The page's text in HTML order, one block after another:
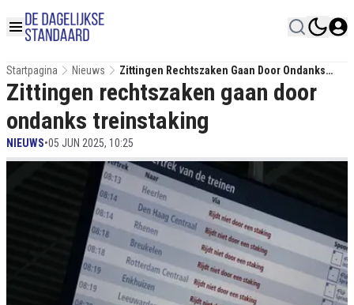
Startpagina Nieuws
Zittingen Rechtszaken Gaan Door Ondanks
Treinstaking
Zittingen rechtszaken gaan door
ondanks treinstaking
NIEUWS•05 JUN 2025, 10:25